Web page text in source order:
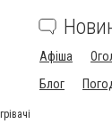
Афіша
Блог